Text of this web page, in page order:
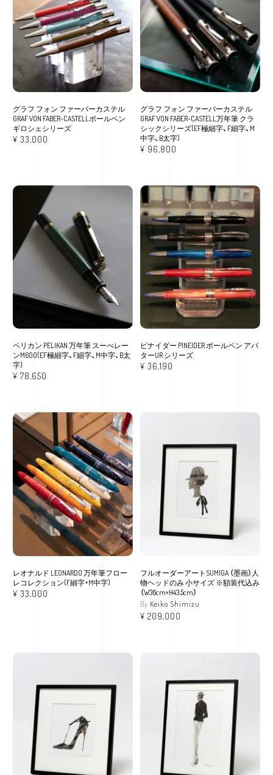
グラフ フォン ファーバーカステル
GRAF VON FABER-CASTELLボールペン
ギロシェシリーズ
¥ 33,000
グラフ フォン ファーバーカステル
GRAF VON FABER-CASTELL万年筆 クラ
シックシリーズ(EF極細字、F細字、M
中字、B太字)
¥ 96,800
ペリカン PELIKAN 万年筆 スーべレー
ンM600(EF極細字、F細字、M中字、B太
字)
¥ 78,650
ピナイダー PINEIDER ボールペン アバ
ターUR シリーズ
¥ 36,190
レオナルド LEONARDO 万年筆フロー
レコレクション(F細字・M中字)
¥ 33,000
フルオーダーアートSUMIGA （墨画）人
物ヘッドのみ 小サイズ ※額装代込み
（W36cm×H43.5cm）
Keiko Shimizu
¥ 209,000